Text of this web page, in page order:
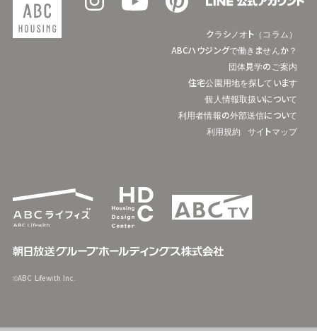
クラシノオト（コラム）
ABCハウジングで働きませんか？
団体見学のご案内
住宅公園用地を探しています
個人情報取扱いについて
利用者情報の外部送信について
利用規約
サイトマップ
©ABC Lifewith Inc.